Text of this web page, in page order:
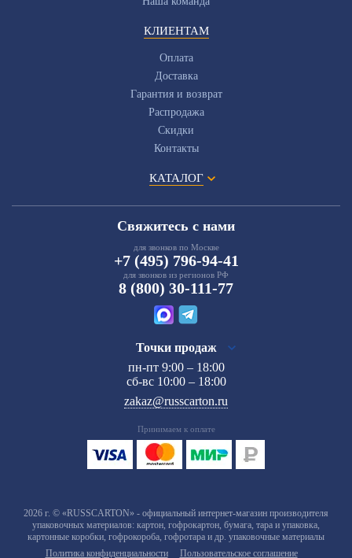
КЛИЕНТАМ
Оплата
Доставка
Гарантия и возврат
Распродажа
Скидки
Контакты
КАТАЛОГ
Свяжитесь с нами
для звонков по Москве
+7 (495) 796-94-41
для звонков из регионов РФ
8 (800) 30-111-77
Точки продаж
пн-пт 9:00 – 18:00
сб-вс 10:00 – 18:00
zakaz@russcarton.ru
Принимаем к оплате
2026 г. © «RUSSCARTON» - официальный интернет-магазин производителя
упаковочных материалов: картон, гофрокартон, бумага, тара и упаковка,
картонные коробки, гофрокороба, гофротара и др. упаковочные материалы
Политика конфиденциальности
Пользовательское соглашение